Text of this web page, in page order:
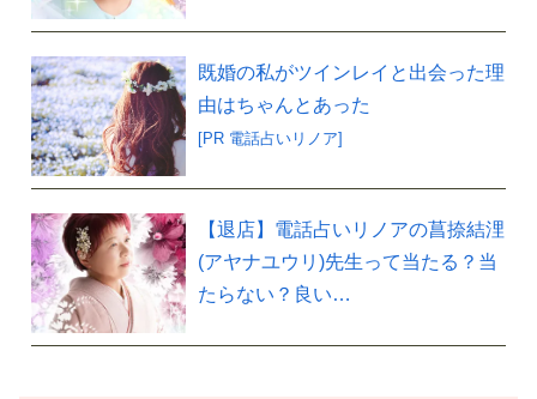
既婚の私がツインレイと出会った理
由はちゃんとあった
[PR 電話占いリノア]
【退店】電話占いリノアの菖捺結浬
(アヤナユウリ)先生って当たる？当
たらない？良い…